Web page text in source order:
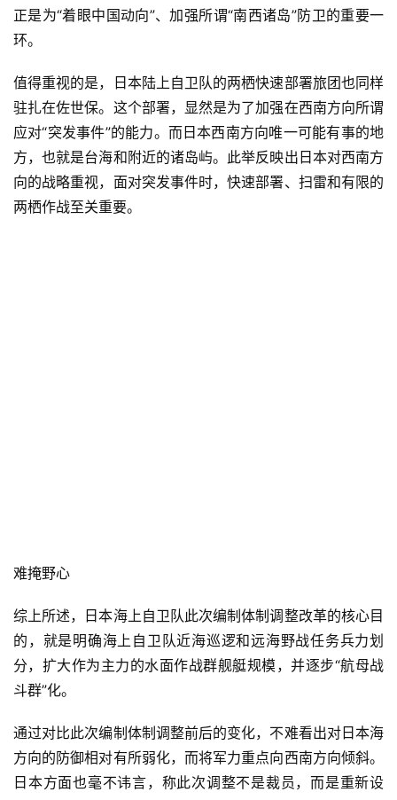
正是为“着眼中国动向”、加强所谓“南西诸岛”防卫的重要一
环。
值得重视的是，日本陆上自卫队的两栖快速部署旅团也同样
驻扎在佐世保。这个部署，显然是为了加强在西南方向所谓
应对“突发事件”的能力。而日本西南方向唯一可能有事的地
方，也就是台海和附近的诸岛屿。此举反映出日本对西南方
向的战略重视，面对突发事件时，快速部署、扫雷和有限的
两栖作战至关重要。
难掩野心
综上所述，日本海上自卫队此次编制体制调整改革的核心目
的，就是明确海上自卫队近海巡逻和远海野战任务兵力划
分，扩大作为主力的水面作战群舰艇规模，并逐步“航母战
斗群”化。
通过对比此次编制体制调整前后的变化，不难看出对日本海
方向的防御相对有所弱化，而将军力重点向西南方向倾斜。
日本方面也毫不讳言，称此次调整不是裁员，而是重新设